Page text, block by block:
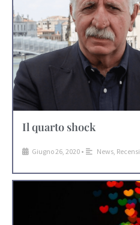
Il quarto shock
Giugno 26, 2020 • News,